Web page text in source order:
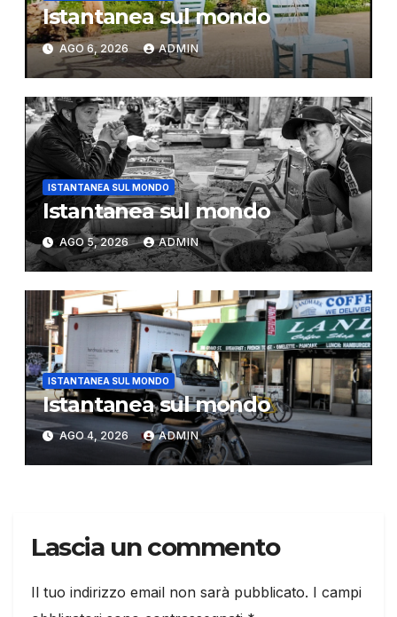
Istantanea sul mondo
AGO 6, 2026 ADMIN
ISTANTANEA SUL MONDO
Istantanea sul mondo
AGO 5, 2026 ADMIN
ISTANTANEA SUL MONDO
Istantanea sul mondo
AGO 4, 2026 ADMIN
Lascia un commento
Il tuo indirizzo email non sarà pubblicato. I campi